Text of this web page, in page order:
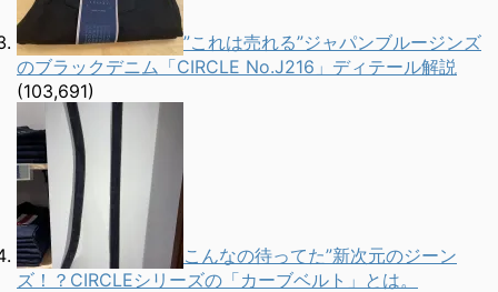
”これは売れる”ジャパンブルージンズ
のブラックデニム「CIRCLE No.J216」ディテール解説
(103,691)
こんなの待ってた”新次元のジーン
ズ！？CIRCLEシリーズの「カーブベルト」とは。